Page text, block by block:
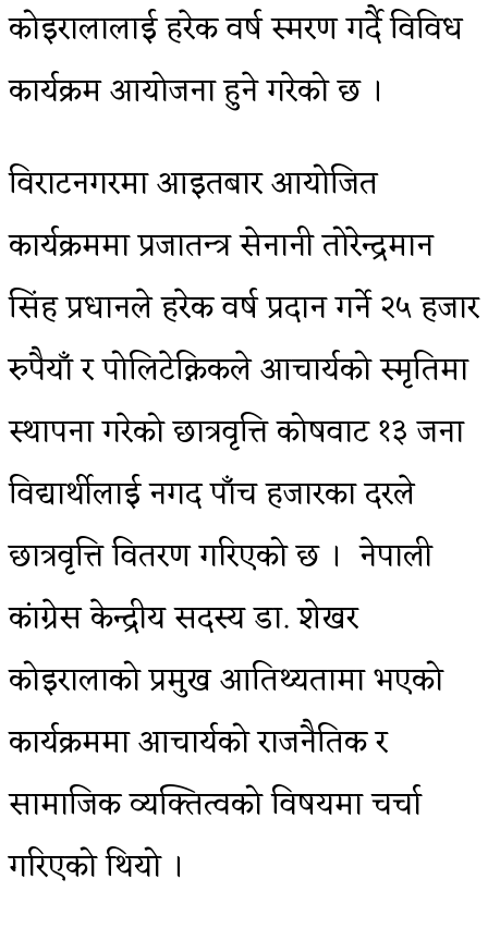
कोइरालालाई हरेक वर्ष स्मरण गर्दै विविध
कार्यक्रम आयोजना हुने गरेको छ ।
विराटनगरमा आइतबार आयोजित
कार्यक्रममा प्रजातन्त्र सेनानी तोरेन्द्रमान
सिंह प्रधानले हरेक वर्ष प्रदान गर्ने २५ हजार
रुपैयाँ र पोलिटेक्निकले आचार्यको स्मृतिमा
स्थापना गरेको छात्रवृत्ति कोषवाट १३ जना
विद्यार्थीलाई नगद पाँच हजारका दरले
छात्रवृत्ति वितरण गरिएको छ । नेपाली
कांग्रेस केन्द्रीय सदस्य डा. शेखर
कोइरालाको प्रमुख आतिथ्यतामा भएको
कार्यक्रममा आचार्यको राजनैतिक र
सामाजिक व्यक्तित्वको विषयमा चर्चा
गरिएको थियो ।